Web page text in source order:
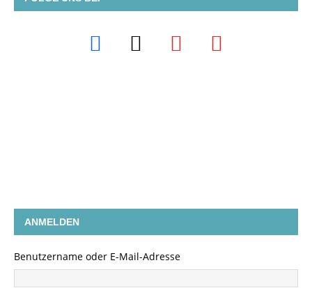
ANMELDEN
Benutzername oder E-Mail-Adresse